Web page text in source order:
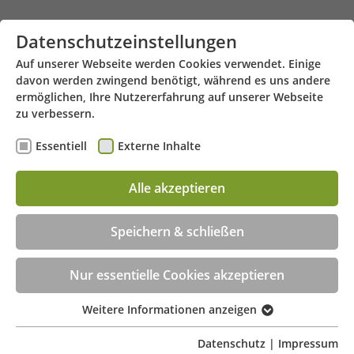
Zum Hauptinhalt springen
Friedrich-Ebert-Straße 38 - 46535 Dinslaken Menü
Beratungstermin jetzt online buchen!
Datenschutzeinstellungen
Auf unserer Webseite werden Cookies verwendet. Einige
davon werden zwingend benötigt, während es uns andere
ermöglichen, Ihre Nutzererfahrung auf unserer Webseite
zu verbessern.
Essentiell Externe Inhalte
Alle akzeptieren
Speichern & schließen
Nur essentielle Cookies akzeptieren
Essentiell
Essentielle Cookies werden für grundlegende
Weitere Informationen anzeigen
Datenschutz | Impressum